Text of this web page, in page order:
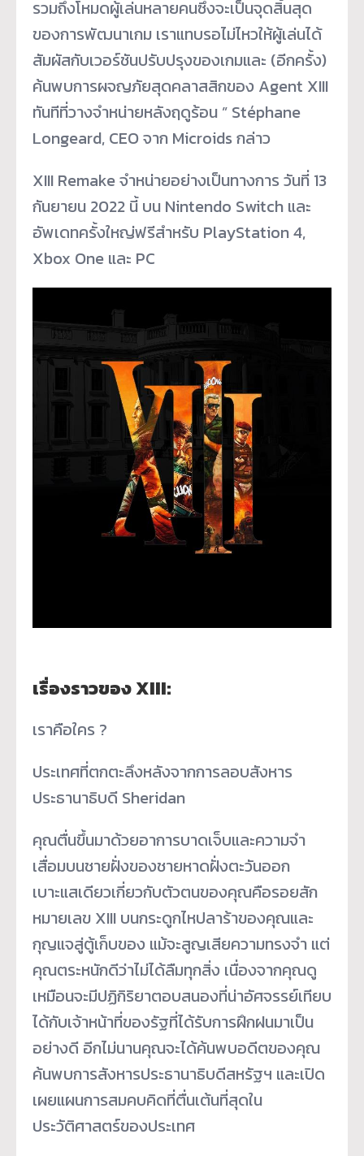
รวมถึงโหมดผู้เล่นหลายคนซึ่งจะเป็นจุดสิ้นสุด
ของการพัฒนาเกม เราแทบรอไม่ไหวให้ผู้เล่นได้
สัมผัสกับเวอร์ชันปรับปรุงของเกมและ (อีกครั้ง)
ค้นพบการผจญภัยสุดคลาสสิกของ Agent XIII
ทันทีที่วางจำหน่ายหลังฤดูร้อน ” Stéphane
Longeard, CEO จาก Microids กล่าว
XIII Remake จำหน่ายอย่างเป็นทางการ วันที่ 13
กันยายน 2022 นี้ บน Nintendo Switch และ
อัพเดทครั้งใหญ่ฟรีสำหรับ PlayStation 4,
Xbox One และ PC
เรื่องราวของ XIII:
เราคือใคร ?
ประเทศที่ตกตะลึงหลังจากการลอบสังหาร
ประธานาธิบดี Sheridan
คุณตื่นขึ้นมาด้วยอาการบาดเจ็บและความจำ
เสื่อมบนชายฝั่งของชายหาดฝั่งตะวันออก
เบาะแสเดียวเกี่ยวกับตัวตนของคุณคือรอยสัก
หมายเลข XIII บนกระดูกไหปลาร้าของคุณและ
กุญแจสู่ตู้เก็บของ แม้จะสูญเสียความทรงจำ แต่
คุณตระหนักดีว่าไม่ได้ลืมทุกสิ่ง เนื่องจากคุณดู
เหมือนจะมีปฏิกิริยาตอบสนองที่น่าอัศจรรย์เทียบ
ได้กับเจ้าหน้าที่ของรัฐที่ได้รับการฝึกฝนมาเป็น
อย่างดี อีกไม่นานคุณจะได้ค้นพบอดีตของคุณ
ค้นพบการสังหารประธานาธิบดีสหรัฐฯ และเปิด
เผยแผนการสมคบคิดที่ตื่นเต้นที่สุดใน
ประวัติศาสตร์ของประเทศ